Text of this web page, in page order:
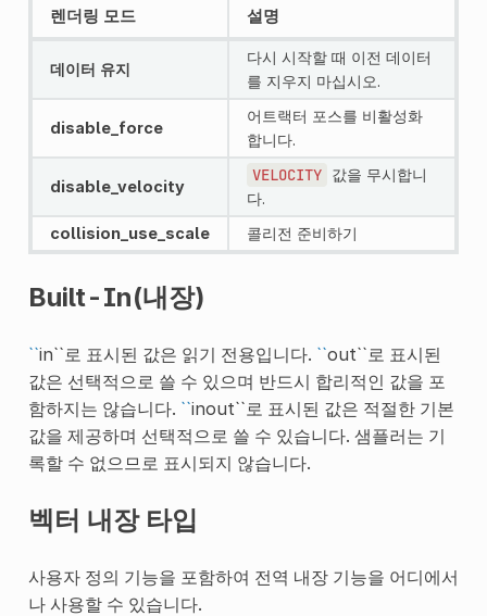
렌더링 모드 설명
데이터 유지
다시 시작할 때 이전 데이터
를 지우지 마십시오.
disable_force
어트랙터 포스를 비활성화
합니다.
disable_velocity
VELOCITY 값을 무시합니
다.
collision_use_scale
콜리전 준비하기
Built-In(내장)
``in``로 표시된 값은 읽기 전용입니다. ``out``로 표시된
값은 선택적으로 쓸 수 있으며 반드시 합리적인 값을 포
함하지는 않습니다. ``inout``로 표시된 값은 적절한 기본
값을 제공하며 선택적으로 쓸 수 있습니다. 샘플러는 기
록할 수 없으므로 표시되지 않습니다.
벡터 내장 타입
사용자 정의 기능을 포함하여 전역 내장 기능을 어디에서
나 사용할 수 있습니다.